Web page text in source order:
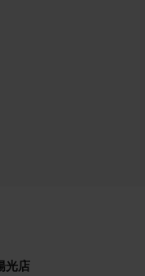
光店